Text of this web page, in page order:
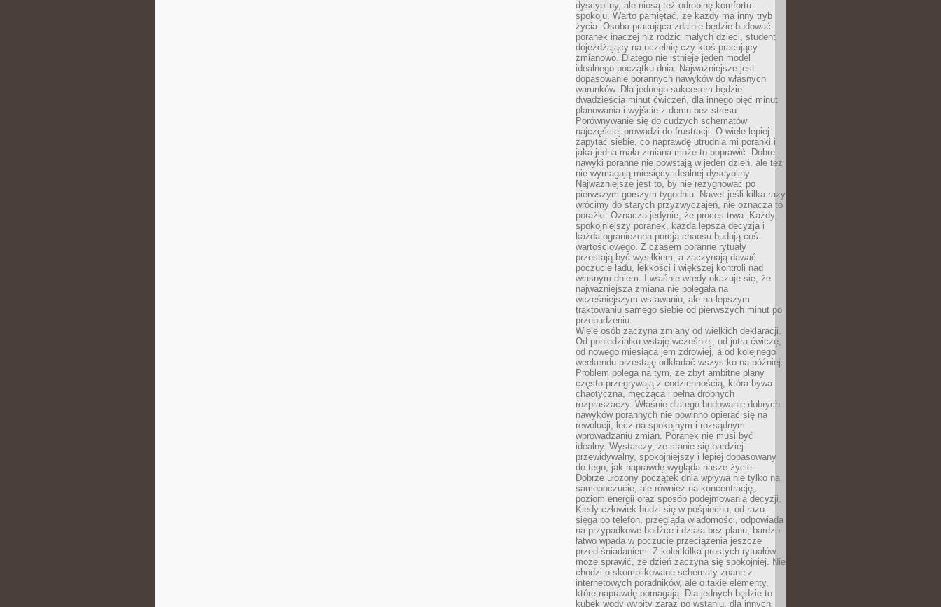
dyscypliny, ale niosą też odrobinę komfortu i
spokoju. Warto pamiętać, że każdy ma inny tryb
życia. Osoba pracująca zdalnie będzie budować
poranek inaczej niż rodzic małych dzieci, student
dojeżdżający na uczelnię czy ktoś pracujący
zmianowo. Dlatego nie istnieje jeden model
idealnego początku dnia. Najważniejsze jest
dopasowanie porannych nawyków do własnych
warunków. Dla jednego sukcesem będzie
dwadzieścia minut ćwiczeń, dla innego pięć minut
planowania i wyjście z domu bez stresu.
Porównywanie się do cudzych schematów
najczęściej prowadzi do frustracji. O wiele lepiej
zapytać siebie, co naprawdę utrudnia mi poranki i
jaka jedna mała zmiana może to poprawić. Dobre
nawyki poranne nie powstają w jeden dzień, ale też
nie wymagają miesięcy idealnej dyscypliny.
Najważniejsze jest to, by nie rezygnować po
pierwszym gorszym tygodniu. Nawet jeśli kilka razy
wrócimy do starych przyzwyczajeń, nie oznacza to
porażki. Oznacza jedynie, że proces trwa. Każdy
spokojniejszy poranek, każda lepsza decyzja i
każda ograniczona porcja chaosu budują coś
wartościowego. Z czasem poranne rytuały
przestają być wysiłkiem, a zaczynają dawać
poczucie ładu, lekkości i większej kontroli nad
własnym dniem. I właśnie wtedy okazuje się, że
najważniejsza zmiana nie polegała na
wcześniejszym wstawaniu, ale na lepszym
traktowaniu samego siebie od pierwszych minut po
przebudzeniu.
Wiele osób zaczyna zmiany od wielkich deklaracji.
Od poniedziałku wstaję wcześniej, od jutra ćwiczę,
od nowego miesiąca jem zdrowiej, a od kolejnego
weekendu przestaję odkładać wszystko na później.
Problem polega na tym, że zbyt ambitne plany
często przegrywają z codziennością, która bywa
chaotyczna, męcząca i pełna drobnych
rozpraszaczy. Właśnie dlatego budowanie dobrych
nawyków porannych nie powinno opierać się na
rewolucji, lecz na spokojnym i rozsądnym
wprowadzaniu zmian. Poranek nie musi być
idealny. Wystarczy, że stanie się bardziej
przewidywalny, spokojniejszy i lepiej dopasowany
do tego, jak naprawdę wygląda nasze życie.
Dobrze ułożony początek dnia wpływa nie tylko na
samopoczucie, ale również na koncentrację,
poziom energii oraz sposób podejmowania decyzji.
Kiedy człowiek budzi się w pośpiechu, od razu
sięga po telefon, przegląda wiadomości, odpowiada
na przypadkowe bodźce i działa bez planu, bardzo
łatwo wpada w poczucie przeciążenia jeszcze
przed śniadaniem. Z kolei kilka prostych rytuałów
może sprawić, że dzień zaczyna się spokojniej. Nie
chodzi o skomplikowane schematy znane z
internetowych poradników, ale o takie elementy,
które naprawdę pomagają. Dla jednych będzie to
kubek wody wypity zaraz po wstaniu, dla innych